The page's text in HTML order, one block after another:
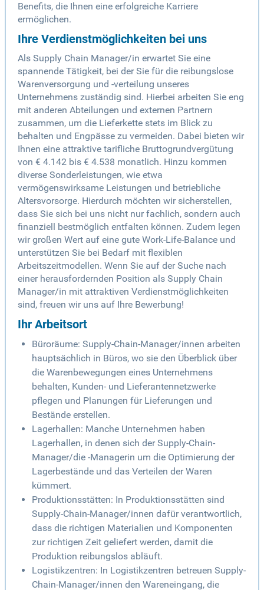
Benefits, die Ihnen eine erfolgreiche Karriere
ermöglichen.
Ihre Verdienstmöglichkeiten bei uns
Als Supply Chain Manager/in erwartet Sie eine
spannende Tätigkeit, bei der Sie für die reibungslose
Warenversorgung und -verteilung unseres
Unternehmens zuständig sind. Hierbei arbeiten Sie eng
mit anderen Abteilungen und externen Partnern
zusammen, um die Lieferkette stets im Blick zu
behalten und Engpässe zu vermeiden. Dabei bieten wir
Ihnen eine attraktive tarifliche Bruttogrundvergütung
von € 4.142 bis € 4.538 monatlich. Hinzu kommen
diverse Sonderleistungen, wie etwa
vermögenswirksame Leistungen und betriebliche
Altersvorsorge. Hierdurch möchten wir sicherstellen,
dass Sie sich bei uns nicht nur fachlich, sondern auch
finanziell bestmöglich entfalten können. Zudem legen
wir großen Wert auf eine gute Work-Life-Balance und
unterstützen Sie bei Bedarf mit flexiblen
Arbeitszeitmodellen. Wenn Sie auf der Suche nach
einer herausfordernden Position als Supply Chain
Manager/in mit attraktiven Verdienstmöglichkeiten
sind, freuen wir uns auf Ihre Bewerbung!
Ihr Arbeitsort
Büroräume: Supply-Chain-Manager/innen arbeiten
hauptsächlich in Büros, wo sie den Überblick über
die Warenbewegungen eines Unternehmens
behalten, Kunden- und Lieferantennetzwerke
pflegen und Planungen für Lieferungen und
Bestände erstellen.
Lagerhallen: Manche Unternehmen haben
Lagerhallen, in denen sich der Supply-Chain-
Manager/die -Managerin um die Optimierung der
Lagerbestände und das Verteilen der Waren
kümmert.
Produktionsstätten: In Produktionsstätten sind
Supply-Chain-Manager/innen dafür verantwortlich,
dass die richtigen Materialien und Komponenten
zur richtigen Zeit geliefert werden, damit die
Produktion reibungslos abläuft.
Logistikzentren: In Logistikzentren betreuen Supply-
Chain-Manager/innen den Wareneingang, die